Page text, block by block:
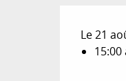
Le 21
15:00